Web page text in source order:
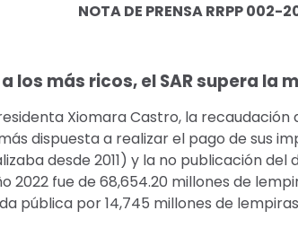
NOTA DE PRENSA RRPP 002-
más ricos, el SAR supera la
Xiomara Castro, la recaudación
dispuesta a realizar el pago de sus
desde 2011) y la no publicación
2022 fue de 68,654.20 millones de
pública por 14,745 millones de